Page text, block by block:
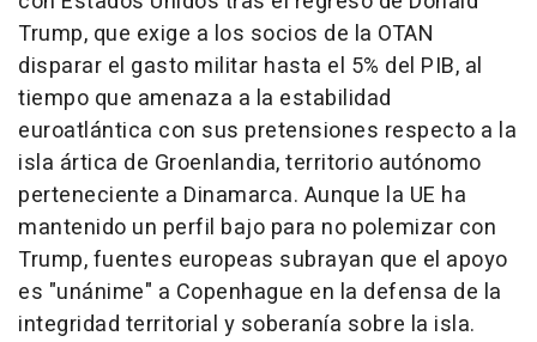
Trump, que exige a los socios de la OTAN
disparar el gasto militar hasta el 5% del PIB, al
tiempo que amenaza a la estabilidad
euroatlántica con sus pretensiones respecto a la
isla ártica de Groenlandia, territorio autónomo
perteneciente a Dinamarca. Aunque la UE ha
mantenido un perfil bajo para no polemizar con
Trump, fuentes europeas subrayan que el apoyo
es "unánime" a Copenhague en la defensa de la
integridad territorial y soberanía sobre la isla.